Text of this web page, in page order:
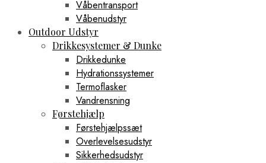
Våbentransport
Våbenudstyr
Outdoor Udstyr
Drikkesystemer & Dunke
Drikkedunke
Hydrationssystemer
Termoflasker
Vandrensning
Førstehjælp
Førstehjælpssæt
Overlevelsesudstyr
Sikkerhedsudstyr